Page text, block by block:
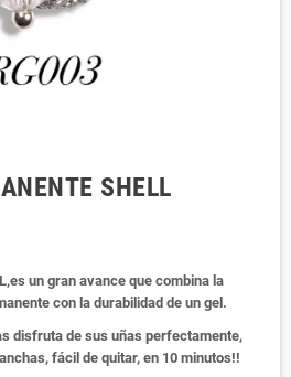
SHELL
un gran avance que combina la
con la durabilidad de un gel.
disfruta de sus uñas perfectamente,
fácil de quitar, en 10 minutos!!